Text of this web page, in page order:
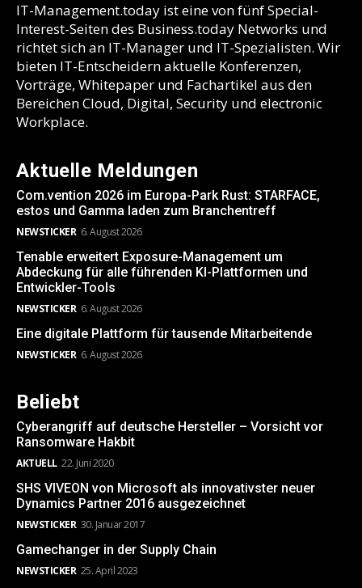
IT-Management.today ist eine von fünf Special-
Interest-Seiten des Business.today Networks und
richtet sich an IT-Manager und IT-Spezialisten. Wir
bieten IT-Entscheidern aktuelle Konferenzen,
Vorträge, Whitepaper und Fachartikel aus den
Bereichen Cloud, Digital, Security und electronic
Workplace.
Aktuelle Meldungen
Com.vention 2026 im Europa-Park Rust: STARFACE,
estos und Gamma laden zum Branchentreff
NEWSTICKER 6. August 2026
Tenable erweitert Exposure-Management um
Abdeckung für alle führenden KI-Plattformen und
Entwickler-Tools
NEWSTICKER 6. August 2026
Eine digitale Plattform für tausende Mitarbeitende
NEWSTICKER 6. August 2026
Beliebt
Cyberangriff auf deutsche Hersteller – Vorsicht vor
Ransomware Hakbit
AKTUELL 22. Juni 2020
SHS VIVEON von Microsoft als innovativster neuer
Dynamics Partner 2016 ausgezeichnet
NEWSTICKER 30. Januar 2017
Gamechanger in der Supply Chain
NEWSTICKER 25. April 2023